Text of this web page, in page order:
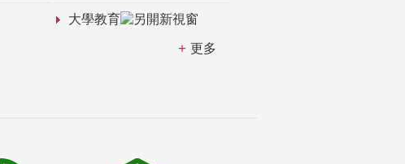
大學教育
更多